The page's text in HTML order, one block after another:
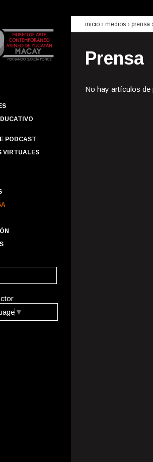
PODCAST
VIRTUALES
▼
inicio › medios › prensa
Prensa
No hay artículos de